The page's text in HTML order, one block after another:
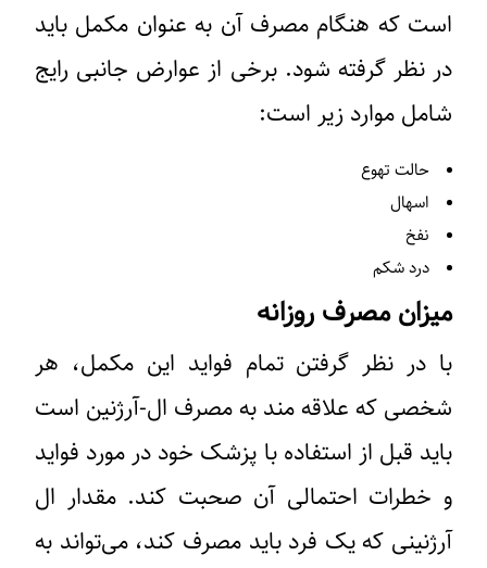
است که هنگام مصرف آن به عنوان مکمل باید
در نظر گرفته شود. برخی از عوارض جانبی رایج
شامل موارد زیر است:
حالت تهوع
اسهال
نفخ
درد شکم
میزان مصرف روزانه
با در نظر گرفتن تمام فواید این مکمل، هر
شخصی که علاقه مند به مصرف ال-آرژنین است
باید قبل از استفاده با پزشک خود در مورد فواید
و خطرات احتمالی آن صحبت کند. مقدار ال
آرژنینی که یک فرد باید مصرف کند، می‌تواند به